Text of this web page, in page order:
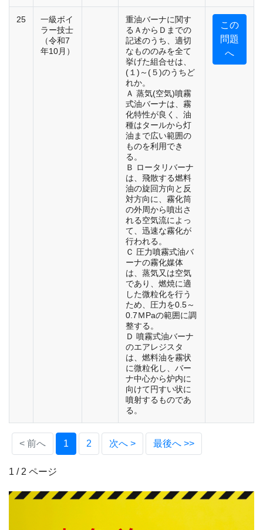
25
一級ボイ
ラー技士
（令和7
年10月）
重油バーナに関す
るＡからＤまでの
記述のうち、適切
なもののみを全て
挙げた組合せは、
(１)～(５)のうちど
れか。
Ａ 蒸気(空気)噴霧
式油バーナは、霧
化特性が良く、油
種はタールから灯
油まで広い範囲の
ものを利用でき
る。
Ｂ ロータリバーナ
は、飛散する燃料
油の旋回方向と反
対方向に、霧化筒
の外周から噴出さ
れる空気流によっ
て、迅速な霧化が
行われる。
Ｃ 圧力噴霧式油バ
ーナの霧化媒体
は、蒸気又は空気
であり、燃焼に適
した微粒化を行う
ため、圧力を0.5～
0.7ＭPaの範囲に調
整する。
Ｄ 噴霧式油バーナ
のエアレジスタ
は、燃料油を霧状
に微粒化し、バー
ナ中心から炉内に
向けて円すい状に
噴射するものであ
る。
この
問題
へ
< 前へ 1 (current)
2 次へ > 最後へ >>
1 / 2 ページ